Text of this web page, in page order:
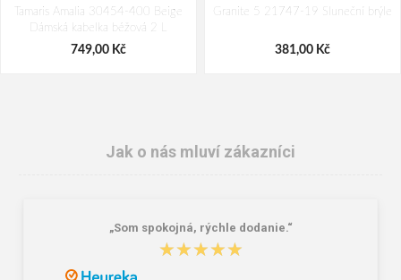
Tamaris Amalia 30454-400 Beige
Dámská kabelka béžová 2 L
749,00 Kč
Granite 5 21747-19 Sluneční brýle
381,00 Kč
Jak o nás mluví zákazníci
„Som spokojná, rýchle dodanie.“
★★★★★
★★★★★